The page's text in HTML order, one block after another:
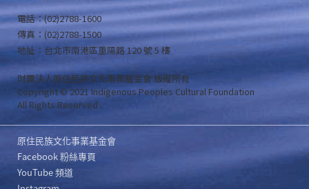
電話：(02)2788-1600
傳真：(02)2788-1500
地址：台北市南港區重陽路 120 號 5 樓
財團法人原住民族文化事業基金會 版權所有
Copyright © 2021 Indigenous Peoples Cultural Foundation
All Rights Reserved .
原住民族文化事業基金會
Facebook 粉絲專頁
YouTube 頻道